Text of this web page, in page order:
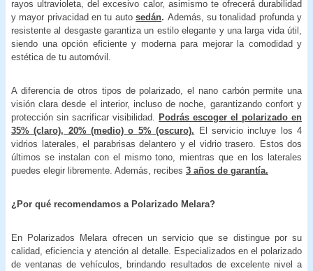
rayos ultravioleta, del excesivo calor, asimismo te ofrecerá durabilidad
y mayor privacidad en tu autosedán. Además, su tonalidad profunda y
resistente al desgaste garantiza un estilo elegante y una larga vida útil,
siendo una opción eficiente y moderna para mejorar la comodidad y
estética de tu automóvil.
A diferencia de otros tipos de polarizado, el nano carbón permite una
visión clara desde el interior, incluso de noche, garantizando confort y
protección sin sacrificar visibilidad.
Podrás escoger el polarizado en
35% (claro), 20% (medio) o 5% (oscuro).
El servicio incluye los 4
vidrios laterales, el parabrisas delantero y el vidrio trasero. Estos dos
últimos se instalan con el mismo tono, mientras que en los laterales
puedes elegir libremente. Además, recibes 3 años de garantía.
¿Por qué recomendamos a Polarizado Melara?
En Polarizados Melara ofrecen un servicio que se distingue por su
calidad, eficiencia y atención al detalle. Especializados en el polarizado
de ventanas de vehículos, brindando resultados de excelente nivel a